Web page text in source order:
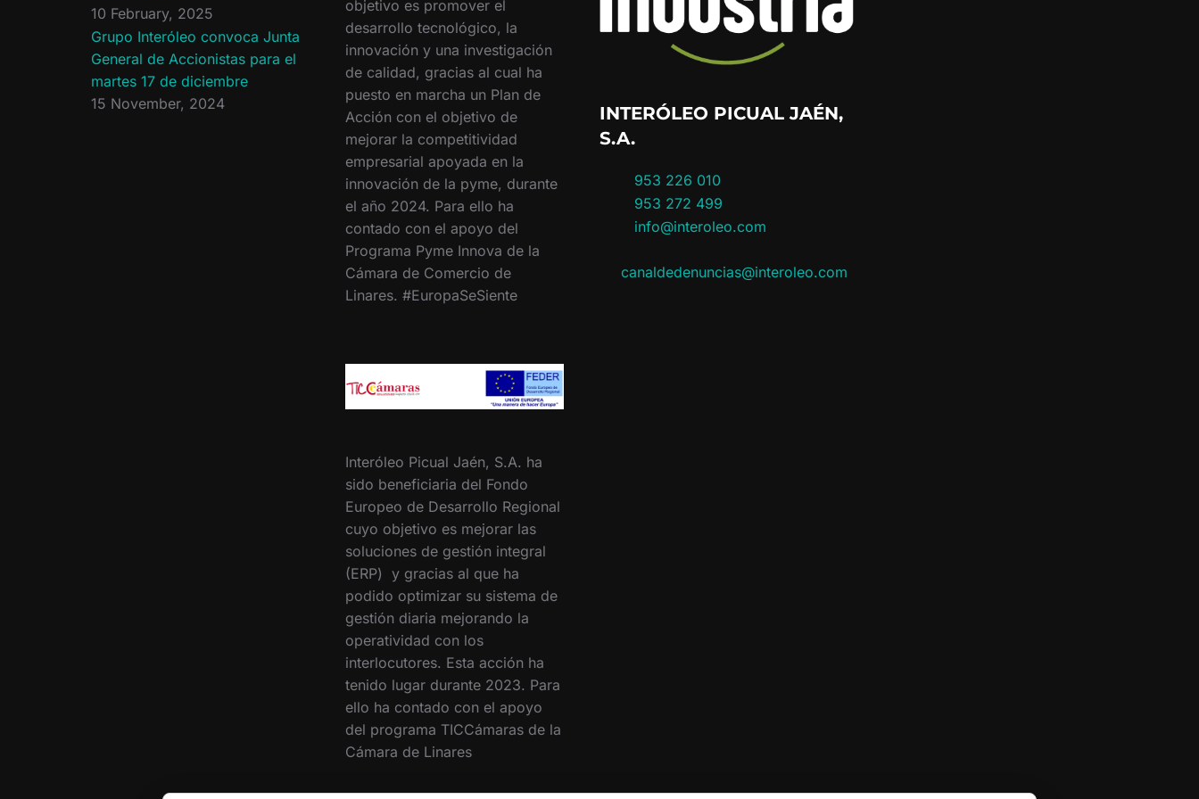
10 February, 2025
Grupo Interóleo convoca Junta
General de Accionistas para el
martes 17 de diciembre
15 November, 2024
objetivo es promover el
desarrollo tecnológico, la
innovación y una investigación
de calidad, gracias al cual ha
puesto en marcha un Plan de
Acción con el objetivo de
mejorar la competitividad
empresarial apoyada en la
innovación de la pyme, durante
el año 2024. Para ello ha
contado con el apoyo del
Programa Pyme Innova de la
Cámara de Comercio de
Linares. #EuropaSeSiente
Interóleo Picual Jaén, S.A. ha
sido beneficiaria del Fondo
Europeo de Desarrollo Regional
cuyo objetivo es mejorar las
soluciones de gestión integral
(ERP) y gracias al que ha
podido optimizar su sistema de
gestión diaria mejorando la
operatividad con los
interlocutores. Esta acción ha
tenido lugar durante 2023. Para
ello ha contado con el apoyo
del programa TICCámaras de la
Cámara de Linares
INTERÓLEO PICUAL JAÉN,
S.A.
953 226 010
953 272 499
info@interoleo.com
canaldedenuncias@interoleo.com